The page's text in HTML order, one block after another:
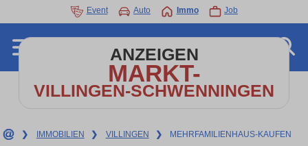
Event Auto Immo Job
ANZEIGEN
MARKT-
VILLINGEN-SCHWENNINGEN
❯ IMMOBILIEN ❯ VILLINGEN ❯ MEHRFAMILIENHAUS-KAUFEN